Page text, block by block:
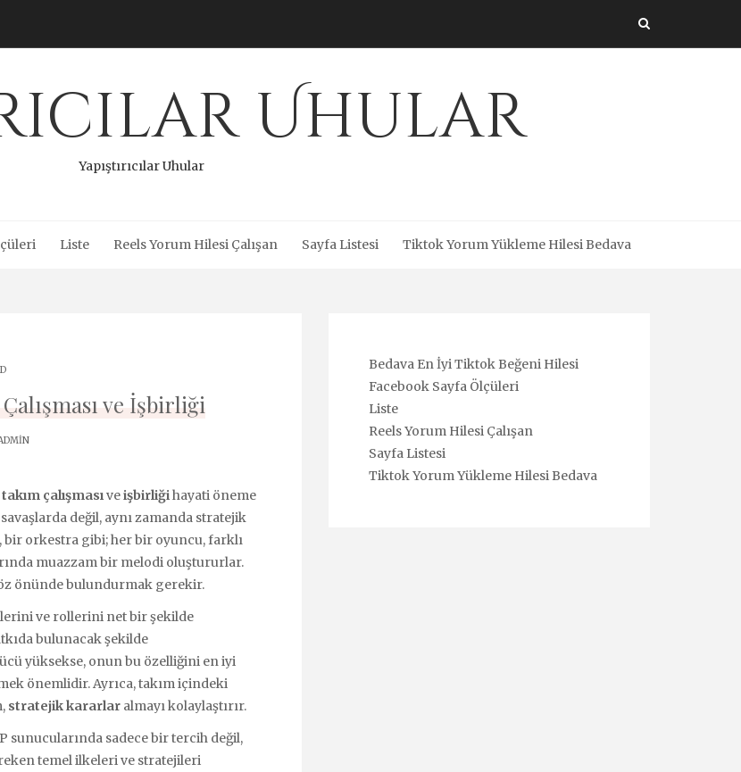
Uhular
Yapıştırıcılar Uhular
Liste Reels Yorum Hilesi Çalışan Sayfa Listesi Tiktok Yorum Yükleme Hilesi Bedava
ve İşbirliği
takım çalışmasıveişbirliğihayati öneme
değil, aynı zamanda stratejik
orkestra gibi; her bir oyuncu, farklı
muazzam bir melodi oluştururlar.
önünde bulundurmak gerekir.
ve rollerini net bir şekilde
bulunacak şekilde
yüksekse, onun bu özelliğini en iyi
önemlidir. Ayrıca, takım içindeki
stratejik kararlar almayı kolaylaştırır.
sunucularında sadece bir tercih değil,
temel ilkeleri ve stratejileri
Bedava En İyi Tiktok Beğeni Hilesi
Facebook Sayfa Ölçüleri
Liste
Reels Yorum Hilesi Çalışan
Sayfa Listesi
Tiktok Yorum Yükleme Hilesi Bedava